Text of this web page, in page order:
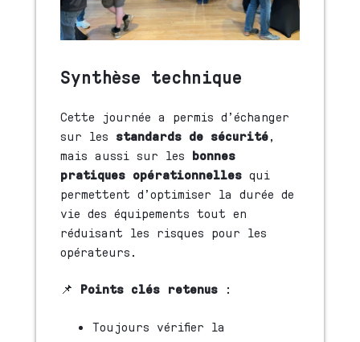
Synthèse technique
Cette journée a permis d’échanger
sur les standards de sécurité,
mais aussi sur les bonnes
pratiques opérationnellesqui
permettent d’optimiser la durée de
vie des équipements tout en
réduisant les risques pour les
opérateurs.
📌 Points clés retenus:
Toujours vérifier la